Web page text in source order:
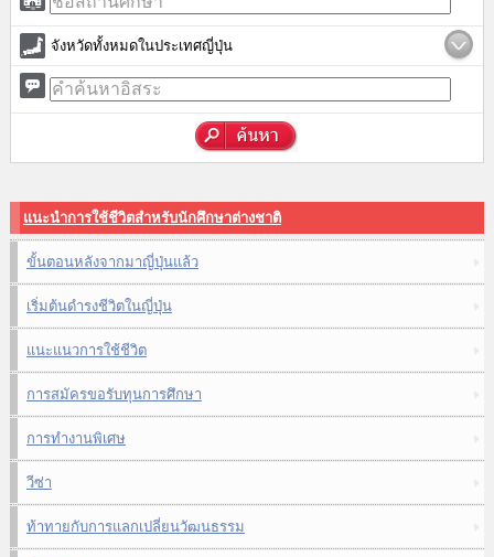
จังหวัดทั้งหมดในประเทศญี่ปุ่น
แนะนำการใช้ชีวิตสำหรับนักศึกษาต่างชาติ
ขั้นตอนหลังจากมาญี่ปุ่นแล้ว
เริ่มต้นดำรงชีวิตในญี่ปุ่น
แนะแนวการใช้ชีวิต
การสมัครขอรับทุนการศึกษา
การทำงานพิเศษ
วีซ่า
ท้าทายกับการแลกเปลี่ยนวัฒนธรรม